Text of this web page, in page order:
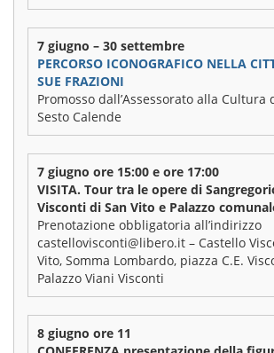
7 giugno – 30 settembre
PERCORSO ICONOGRAFICO NELLA
SUE FRAZIONI
Promosso dall’Assessorato alla Cultura
Sesto Calende
7 giugno ore 15:00 e ore 17:00
VISITA. Tour tra le opere di
Visconti di San Vito e Palazzo
Prenotazione obbligatoria all’indirizzo
castellovisconti@libero.it – Castello
Vito, Somma Lombardo, piazza C.E.
Palazzo Viani Visconti
8 giugno ore 11